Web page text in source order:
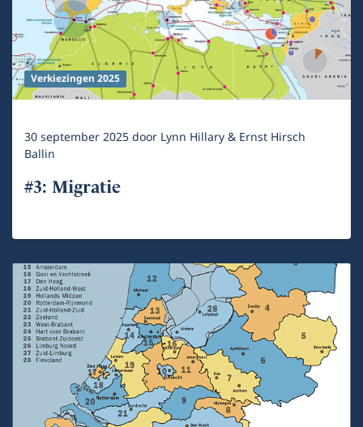
Verkiezingen 2025
30 september 2025door Lynn Hillary & Ernst Hirsch
Ballin
#3: Migratie